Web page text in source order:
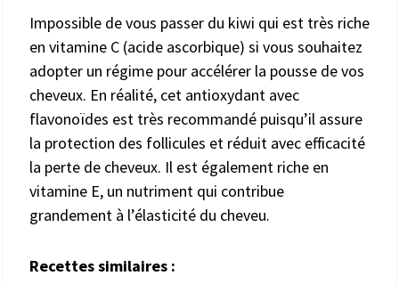
Impossible de vous passer du kiwi qui est très riche
en vitamine C (acide ascorbique) si vous souhaitez
adopter un régime pour accélérer la pousse de vos
cheveux. En réalité, cet antioxydant avec
flavonoïdes est très recommandé puisqu’il assure
la protection des follicules et réduit avec efficacité
la perte de cheveux. Il est également riche en
vitamine E, un nutriment qui contribue
grandement à l’élasticité du cheveu.
Recettes similaires :